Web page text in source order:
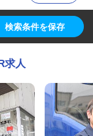
検索条件を保存
求人